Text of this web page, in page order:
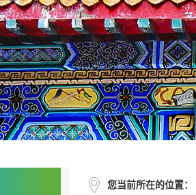
您当前所在的位置：